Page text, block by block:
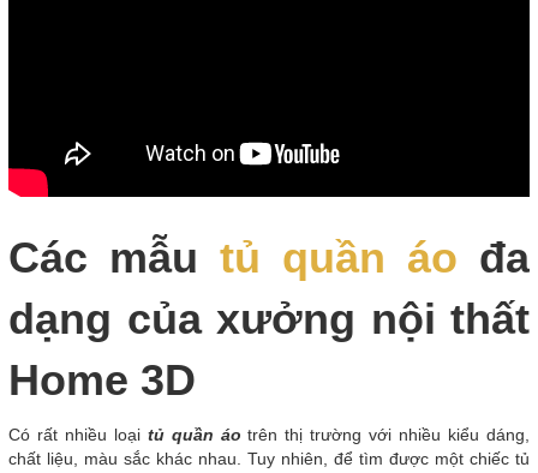
Các mẫu tủ quần áo đa
dạng của xưởng nội thất
Home 3D
Có rất nhiều loại tủ quần áo trên thị trường với nhiều kiểu dáng,
chất liệu, màu sắc khác nhau. Tuy nhiên, để tìm được một chiếc tủ